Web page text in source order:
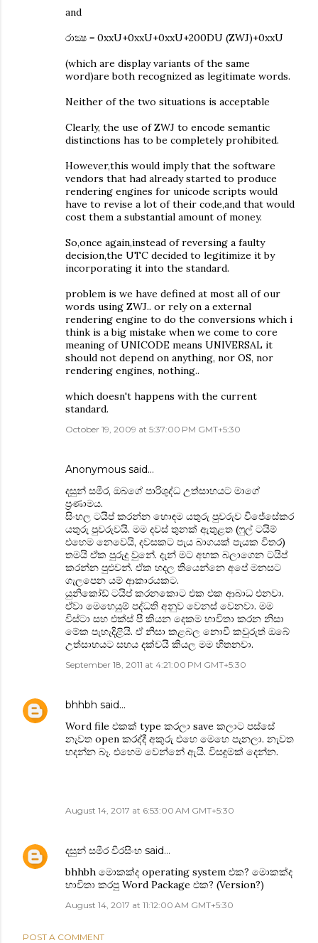
and
රාක්‍ෂ = 0xxU+0xxU+0xxU+200DU (ZWJ)+0xxU
(which are display variants of the same
word)are both recognized as legitimate words.
Neither of the two situations is acceptable
Clearly, the use of ZWJ to encode semantic
distinctions has to be completely prohibited.
However,this would imply that the software
vendors that had already started to produce
rendering engines for unicode scripts would
have to revise a lot of their code,and that would
cost them a substantial amount of money.
So,once again,instead of reversing a faulty
decision,the UTC decided to legitimize it by
incorporating it into the standard.
problem is we have defined at most all of our
words using ZWJ.. or rely on a external
rendering engine to do the conversions which i
think is a big mistake when we come to core
meaning of UNICODE means UNIVERSAL it
should not depend on anything, nor OS, nor
rendering engines, nothing..
which doesn't happens with the current
standard.
October 19, 2009 at 5:37:00 PM GMT+5:30
Anonymous said…
දසුන් සමීර, ඔබගේ පාරිශුද්ධ උත්සාහයට මාගේ
ප්‍රණාමය.
සිංහල ටයිප් කරන්න හොඳම යතුරු පුවරුව විජේසේකර
යතුරු පුවරුවයි. මම දවස් තුනක් ඇතුළත (ෆුල් ටයිම්
එහෙම නෙවෙයි, දවසකට පැය බාගයක් පැයක විතර)
තමයි ඒක පුරුදු වුනේ. දැන් මට අහක බලාගෙන ටයිප්
කරන්න පුළුවන්. ඒක හදල තියෙන්නෙ අපේ මනසට
ගැලපෙන යම් ආකාරයකට.
යුනිකෝඩ් ටයිප් කරනකොට එක එක ආබාධ එනවා.
ඒවා මෙහෙයුම් පද්ධති අනුව වෙනස් වෙනවා. මම
විස්ටා සහ එක්ස් පී කියන දෙකම භාවිතා කරන නිසා
මේක පැහැදිළියි. ඒ නිසා කළබල නොවී කවුරුත් ඔබේ
උත්සාහයට සහය දක්වයි කියල මම හිතනවා.
September 18, 2011 at 4:21:00 PM GMT+5:30
bhhbh said…
Word file එකක් type කරලා save කලාට පස්සේ
නැවත open කරද්දී අකුරු එහෙ මෙහෙ පැනලා. නැවත
හදන්න බෑ. එහෙම වෙන්නේ ඇයි. විසඳුමක් දෙන්න.
August 14, 2017 at 6:53:00 AM GMT+5:30
දසුන් සමීර වීරසිංහ said…
bhhbh මොකක්ද operating system එක? මොකක්ද
භාවිතා කරපු Word Package එක? (Version?)
August 14, 2017 at 11:12:00 AM GMT+5:30
POST A COMMENT